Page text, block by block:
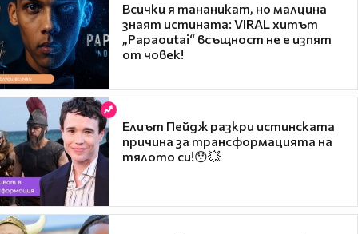
Всички я тананикат, но малцина
знаят истината: VIRAL хитът
„Papaoutai“ всъщност не е изпят
от човек!
Елиът Пейдж разкри истинската
причина за трансформацията на
тялото си!😯💥